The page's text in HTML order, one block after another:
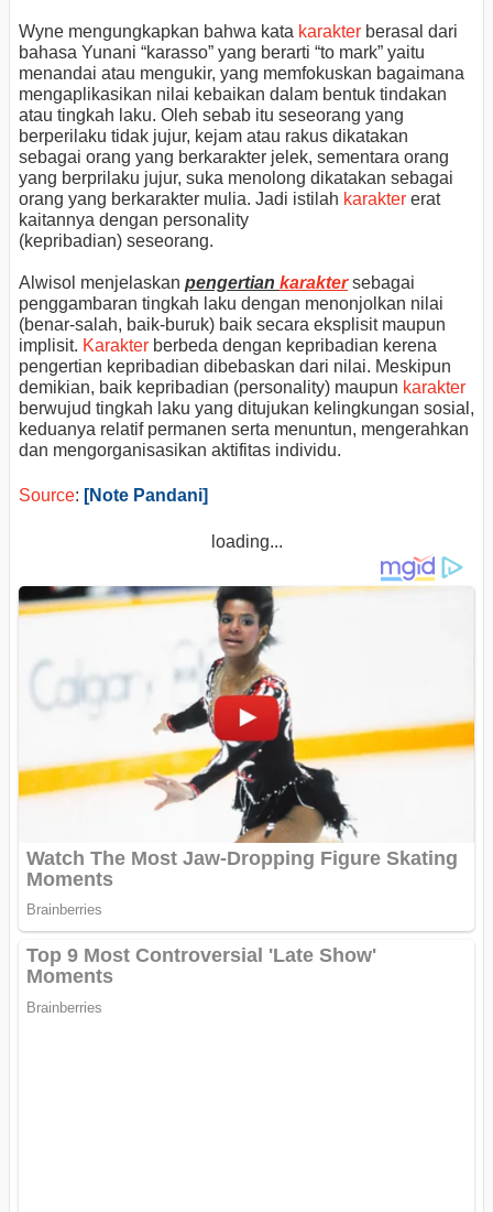
Wyne mengungkapkan bahwa kata karakter berasal dari
bahasa Yunani “karasso” yang berarti “to mark” yaitu
menandai atau mengukir, yang memfokuskan bagaimana
mengaplikasikan nilai kebaikan dalam bentuk tindakan
atau tingkah laku. Oleh sebab itu seseorang yang
berperilaku tidak jujur, kejam atau rakus dikatakan
sebagai orang yang berkarakter jelek, sementara orang
yang berprilaku jujur, suka menolong dikatakan sebagai
orang yang berkarakter mulia. Jadi istilah karakter erat
kaitannya dengan personality
(kepribadian) seseorang.
Alwisol menjelaskan pengertian karakter sebagai
penggambaran tingkah laku dengan menonjolkan nilai
(benar-salah, baik-buruk) baik secara eksplisit maupun
implisit. Karakter berbeda dengan kepribadian kerena
pengertian kepribadian dibebaskan dari nilai. Meskipun
demikian, baik kepribadian (personality) maupun karakter
berwujud tingkah laku yang ditujukan kelingkungan sosial,
keduanya relatif permanen serta menuntun, mengerahkan
dan mengorganisasikan aktifitas individu.
Source: [Note Pandani]
loading...